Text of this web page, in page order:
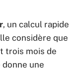
, un calcul rapide
considère que
trois mois de
une